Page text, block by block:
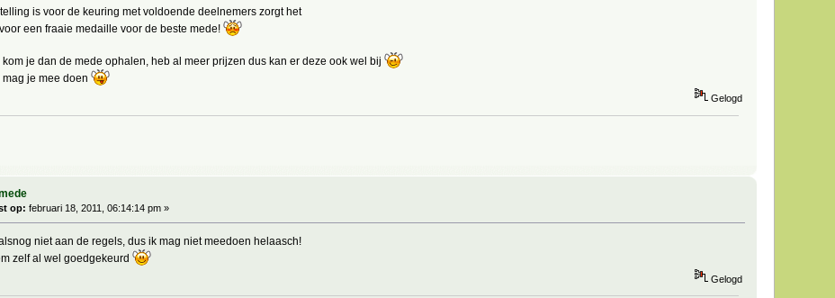
is voor de keuring met voldoende deelnemers zorgt het
een fraaie medaille voor de beste mede!
je dan de mede ophalen, heb al meer prijzen dus kan er deze ook wel bij
je mee doen
Gelogd
op: februari 18, 2011, 06:14:14 pm »
niet aan de regels, dus ik mag niet meedoen helaasch!
zelf al wel goedgekeurd
Gelogd